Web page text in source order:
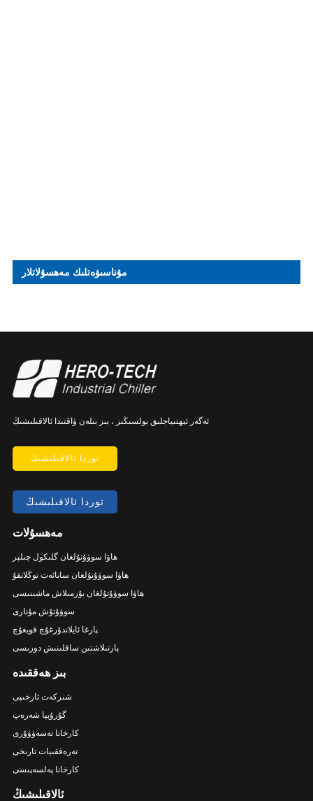
مۇناسىۋەتلىك مەھسۇلاتلار
ئەگەر ئېھتىياجلىق بولسىڭىز ، بىز بىلەن ۋاقتىدا ئالاقىلىشىڭ
توردا ئالاقىلىشىڭ
توردا ئالاقىلىشىڭ
مەھسۇلات
ھاۋا سوۋۇتۇلغان گلىكول چىلېر
ھاۋا سوۋۇتۇلغان سانائەت توڭلاتقۇ
ھاۋا سوۋۇتۇلغان بۇرمىلاش ماشىنىسى
سوۋۇتۇش مۇنارى
پارغا ئايلاندۇرغۇچ قويغۇچ
پارتىلاشتىن ساقلىنىش دورىسى
بىز ھەققىدە
شىركەت ئارخىپى
گۇرۇپپا شەرەپ
كارخانا تەسەۋۋۇرى
تەرەققىيات تارىخى
كارخانا پەلسەپىسى
ئالاقىلىشىڭ